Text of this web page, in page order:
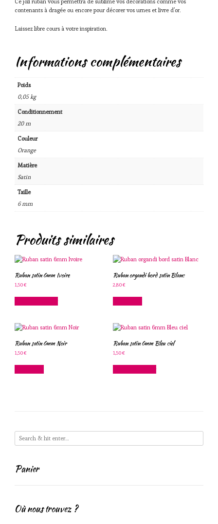
contenants à dragée ou encore pour décorer vos urnes et livre d’or.
Laissez libre cours à votre inspiration.
Informations complémentaires
Poids
0,05 kg
Conditionnement
20 m
Couleur
Orange
Matière
Satin
Taille
6 mm
Produits similaires
Ruban satin 6mm Ivoire
1,50€
Ruban organdi bord satin Blanc
2,80€
Ruban satin 6mm Noir
1,50€
Ruban satin 6mm Bleu ciel
1,50€
Panier
Où nous trouvez ?